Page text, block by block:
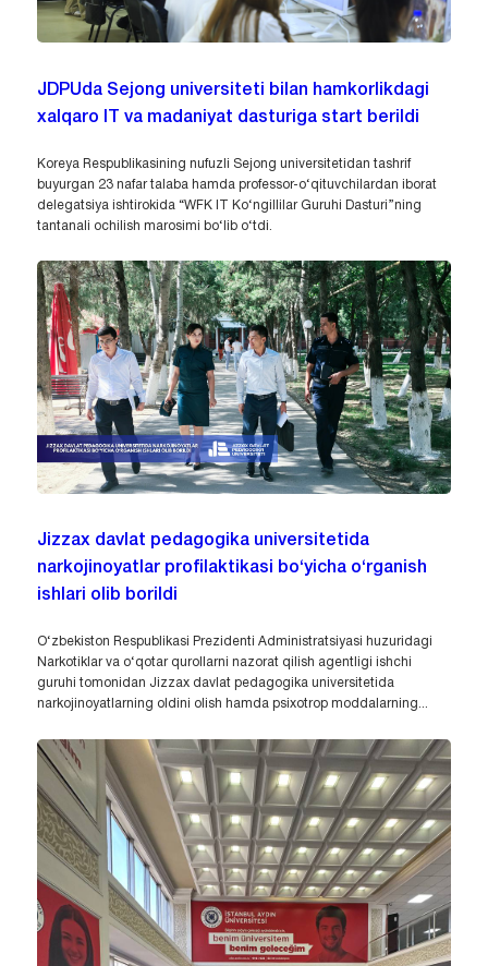
JDPUda Sejong universiteti bilan hamkorlikdagi
xalqaro IT va madaniyat dasturiga start berildi
Koreya Respublikasining nufuzli Sejong universitetidan tashrif
buyurgan 23 nafar talaba hamda professor-o‘qituvchilardan iborat
delegatsiya ishtirokida “WFK IT Ko‘ngillilar Guruhi Dasturi”ning
tantanali ochilish marosimi bo‘lib o‘tdi.
Jizzax davlat pedagogika universitetida
narkojinoyatlar profilaktikasi bo‘yicha o‘rganish
ishlari olib borildi
O‘zbekiston Respublikasi Prezidenti Administratsiyasi huzuridagi
Narkotiklar va o‘qotar qurollarni nazorat qilish agentligi ishchi
guruhi tomonidan Jizzax davlat pedagogika universitetida
narkojinoyatlarning oldini olish hamda psixotrop moddalarning...